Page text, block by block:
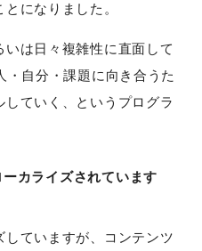
になりました。
は日々複雑性に直面して
・自分・課題に向き合うた
ていく、というプログラ
カライズされています
ていますが、コンテンツ